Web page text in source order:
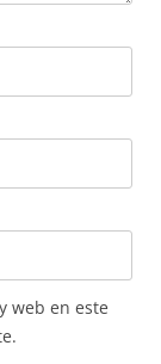
web en este